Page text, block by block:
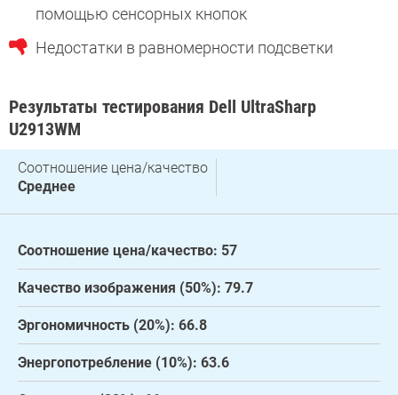
помощью сенсорных кнопок
Недостатки в равномерности подсветки
Результаты тестирования Dell UltraSharp
U2913WM
Соотношение цена/качество
Среднее
Соотношение цена/качество: 57
Качество изображения (50%): 79.7
Эргономичность (20%): 66.8
Энергопотребление (10%): 63.6